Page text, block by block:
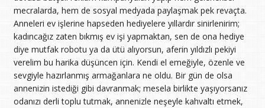
mecralarda, hem de sosyal medyada paylaşmak pek revaçta.
Anneleri ev işlerine hapseden hediyelere yıllardır sinirlenirim;
kadıncağız zaten bıkmış ev işi yapmaktan, sen de ona hediye
diye mutfak robotu ya da ütü alıyorsun, aferin yıldızlı pekiyi
verelim bu harika düşüncen için. Kendi el emeğiyle, özenle ve
sevgiyle hazırlanmış armağanlara ne oldu. Bir gün de olsa
annenizin istediği gibi davranmak; mesela birlikte yaşıyorsanız
odanızı derli toplu tutmak, annenizle neşeyle kahvaltı etmek,